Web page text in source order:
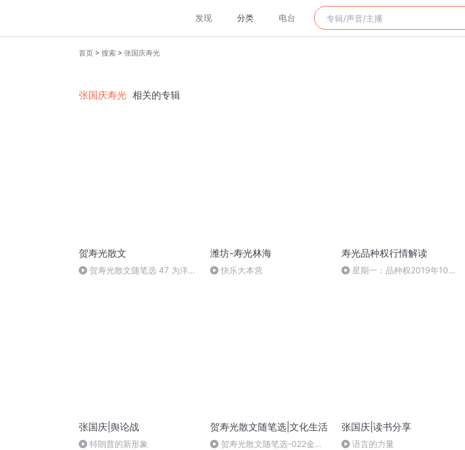
发现 分类 电台
首页 > 搜索 > 张国庆寿光
张国庆寿光 相关的专辑
贺寿光散文
贺寿光散文随笔选 47 为洋
潍坊-寿光林海
快乐大本营
寿光品种权行情解读
星期一：品种权2019年10月
张国庆|舆论战
特朗普的新形象
贺寿光散文随笔选|文化生活
贺寿光散文随笔选-022金滩
张国庆|读书分享
语言的力量